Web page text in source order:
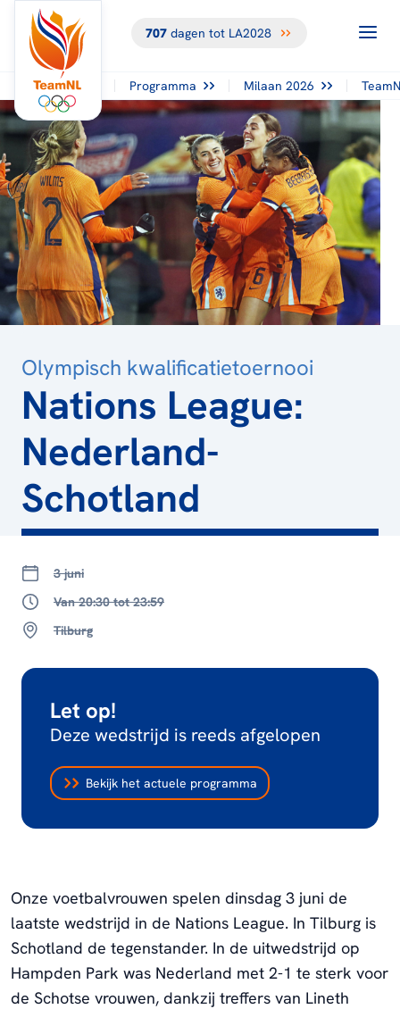
707dagen tot LA2028
Programma Milaan 2026
Olympisch kwalificatietoernooi
Nations League:
Nederland-
Schotland
3 juni
Van 20:30 tot 23:59
Tilburg
Let op!
Deze wedstrijd is reeds afgelopen
Bekijk het actuele programma
TERUG NAAR
OVERZICHT
Onze voetbalvrouwen spelen dinsdag 3 juni de
laatste wedstrijd in de Nations League. In Tilburg is
Schotland de tegenstander. In de uitwedstrijd op
Hampden Park was Nederland met 2-1 te sterk voor
de Schotse vrouwen, dankzij treffers van Lineth